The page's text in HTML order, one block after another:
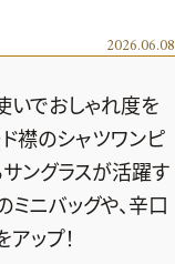
2026.06.08
いでおしゃれ度を
襟のシャツワンピ
ングラスが活躍す
ミニバッグや、辛口
ップ！